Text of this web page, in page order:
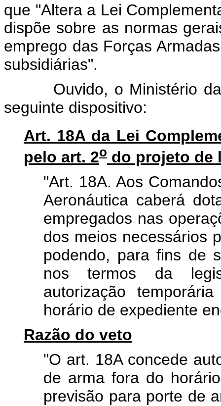
que "Altera a Lei
dispõe sobre as normas
emprego das Forças
subsidiárias".
Ouvido, o Ministério da
seguinte dispositivo:
Art. 18A da Lei
pelo art. 2o do projeto de
"Art. 18A. Aos
Aeronáutica caberá
empregados nas
dos meios necessários
podendo, para fins de
nos termos da
autorização
horário de expediente
Razão do veto
"O art. 18A concede
de arma fora do
previsão para porte de